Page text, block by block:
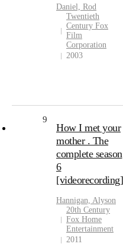
Daniel, Rod
Twentieth
Century Fox
Film
Corporation
2003
9
How I met your
mother . The
complete season
6
[videorecording]
Hannigan, Alyson
20th Century
Fox Home
Entertainment
2011